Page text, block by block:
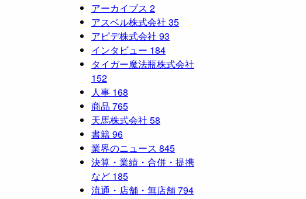
アーカイブス 2
アスベル株式会社 35
アピデ株式会社 93
インタビュー 184
タイガー魔法瓶株式会社
152
人事 168
商品 765
天馬株式会社 58
書籍96
業界のニュース 845
決算・業績・合併・提携
など 185
流通・店舗・無店舗794